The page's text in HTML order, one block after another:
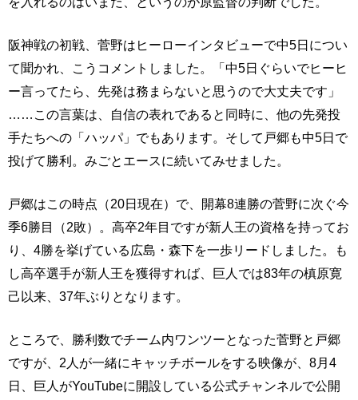
阪神戦の初戦、菅野はヒーローインタビューで中5日につい
て聞かれ、こうコメントしました。「中5日ぐらいでヒーヒ
ー言ってたら、先発は務まらないと思うので大丈夫です」
……この言葉は、自信の表れであると同時に、他の先発投
手たちへの「ハッパ」でもあります。そして戸郷も中5日で
投げて勝利。みごとエースに続いてみせました。
戸郷はこの時点（20日現在）で、開幕8連勝の菅野に次ぐ今
季6勝目（2敗）。高卒2年目ですが新人王の資格を持ってお
り、4勝を挙げている広島・森下を一歩リードしました。も
し高卒選手が新人王を獲得すれば、巨人では83年の槙原寛
己以来、37年ぶりとなります。
ところで、勝利数でチーム内ワンツーとなった菅野と戸郷
ですが、2人が一緒にキャッチボールをする映像が、8月4
日、巨人がYouTubeに開設している公式チャンネルで公開